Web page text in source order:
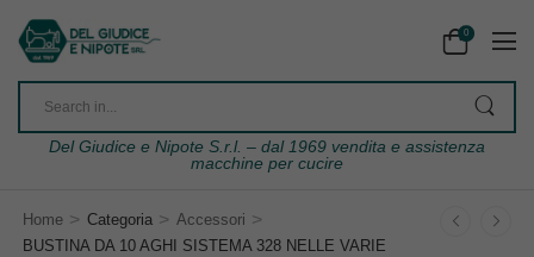
0
Del Giudice e Nipote S.r.l. – dal 1969 vendita e assistenza
macchine per cucire
Home > Categoria > Accessori >
BUSTINA DA 10 AGHI SISTEMA 328 NELLE VARIE